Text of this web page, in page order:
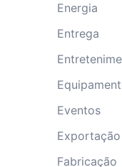
Energia
Entrega
Eventos
Exportação
Fabricação